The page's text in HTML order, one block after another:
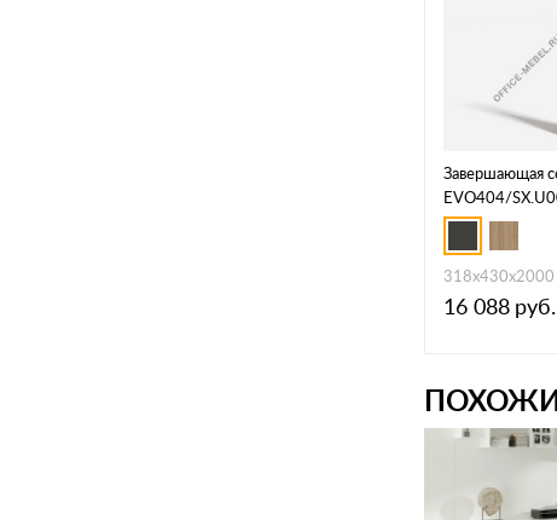
Завершающая
EVO404/
318х430х2000
16 088 руб.